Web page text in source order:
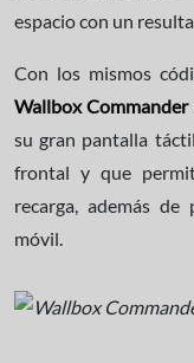
espacio con un
Con los mismos
Wallbox Commander
su gran pantalla
frontal y que
recarga, además
móvil.